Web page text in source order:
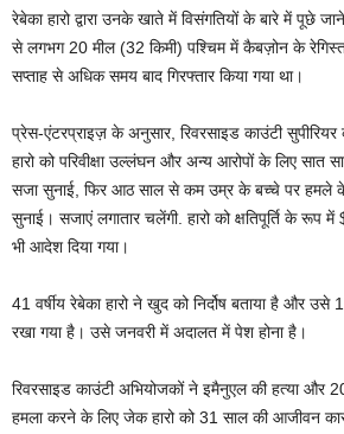
रेबेका हारो द्वारा उनके खाते में विसंगतियों के बारे में पूछे
से लगभग 20 मील (32 किमी) पश्चिम में कैबज़ोन के
सप्ताह से अधिक समय बाद गिरफ्तार किया गया था।
प्रेस-एंटरप्राइज़ के अनुसार, रिवरसाइड काउंटी सुपीरियर
हारो को परिवीक्षा उल्लंघन और अन्य आरोपों के लिए सात
सजा सुनाई, फिर आठ साल से कम उम्र के बच्चे पर हमले
सुनाई। सजाएं लगातार चलेंगी. हारो को क्षतिपूर्ति के
भी आदेश दिया गया।
41 वर्षीय रेबेका हारो ने खुद को निर्दोष बताया है और
रखा गया है। उसे जनवरी में अदालत में पेश होना है।
रिवरसाइड काउंटी अभियोजकों ने इमैनुएल की हत्या और
हमला करने के लिए जेक हारो को 31 साल की आजीवन